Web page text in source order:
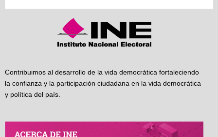
Contribuimos al desarrollo de la vida democrática fortaleciendo
la confianza y la participación ciudadana en la vida democrática
y política del país.